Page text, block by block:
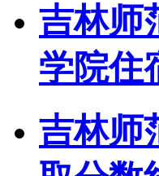
吉林师
学院住
吉林师